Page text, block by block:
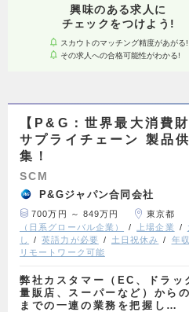
興味のある求人に
チェックをつけよう!
スカウトのマッチング精度があがる!
その求人への合格可能性がわかる!
【P&G：世界最大消費
サプライチェーン 製品
集！
SCM
P&Gジャパン合同会社
700万円 ～ 849万円 東京都
（日系グローバル企業）
上場企業
し
英語力が必要 土日祝休み 年
リモートワーク可能
弊社カスタマー（EC、ドラッ
量販店、スーパーなど）から
までの一連の業務を把握し…